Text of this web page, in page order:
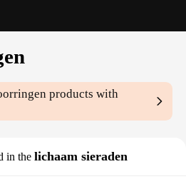
products with
in the lichaam sieraden